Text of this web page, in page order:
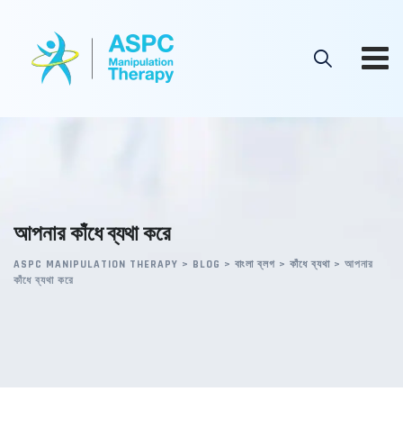
content
আপনার কাঁধে ব্যথা করে
ASPC MANIPULATION THERAPY > BLOG > বাংলা ব্লগ > কাঁধে ব্যথা > আপনার
কাঁধে ব্যথা করে